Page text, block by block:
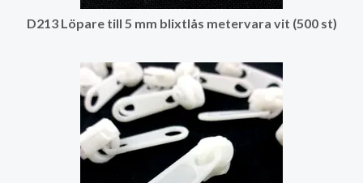
D213 Löpare till 5 mm blixtlås metervara vit (500 st)